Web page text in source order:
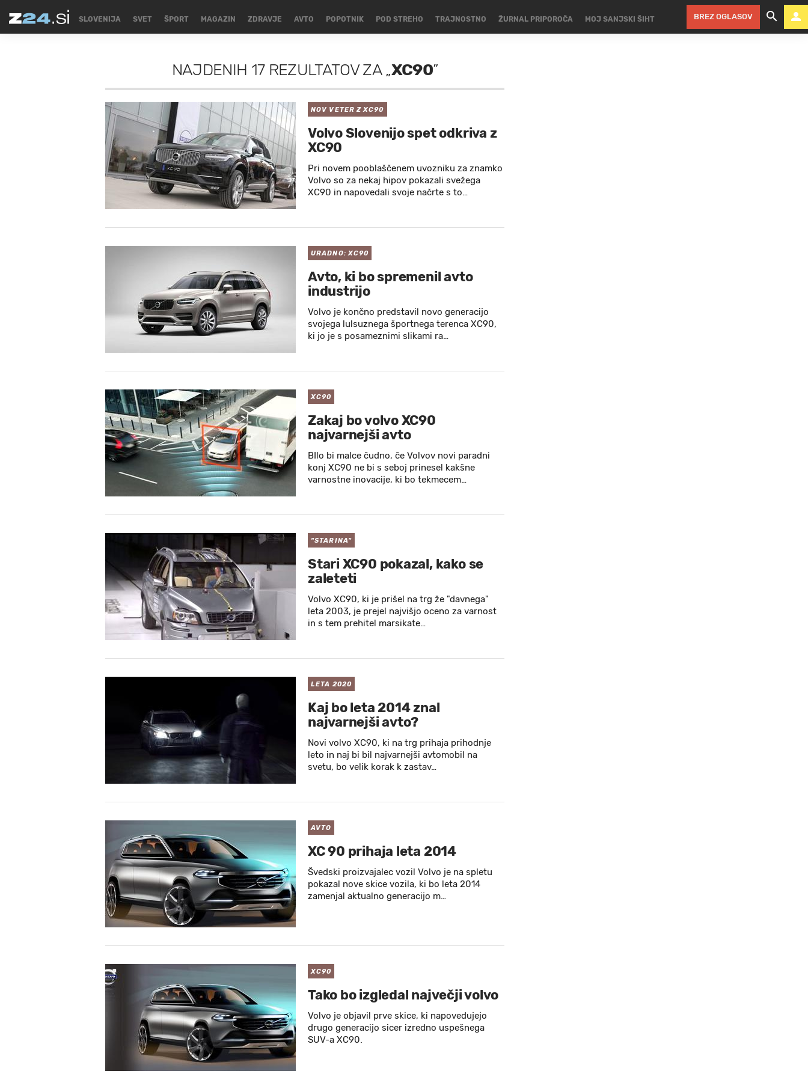
SLOVENIJA SVET ŠPORT MAGAZIN ZDRAVJE AVTO POPOTNIK POD STREHO TRAJNOSTNO ŽURNAL PRIPOROČA MOJ SANJSKI ŠIHT BREZ OGLASOV
NAJDENIH 17 REZULTATOVZA„XC90”
NOV VETER Z XC90
Volvo Slovenijo spet odkriva z
XC90
Pri novem pooblaščenem uvozniku za znamko
Volvo so za nekaj hipov pokazali svežega
XC90 in napovedali svoje načrte s to…
URADNO: XC90
Avto, ki bo spremenil avto
industrijo
Volvo je končno predstavil novo generacijo
svojega lulsuznega športnega terenca XC90,
ki jo je s posameznimi slikami ra…
XC90
Zakaj bo volvo XC90
najvarnejši avto
BIlo bi malce čudno, če Volvov novi paradni
konj XC90 ne bi s seboj prinesel kakšne
varnostne inovacije, ki bo tekmecem…
"STARINA"
Stari XC90 pokazal, kako se
zaleteti
Volvo XC90, ki je prišel na trg že "davnega"
leta 2003, je prejel najvišjo oceno za varnost
in s tem prehitel marsikate…
LETA 2020
Kaj bo leta 2014 znal
najvarnejši avto?
Novi volvo XC90, ki na trg prihaja prihodnje
leto in naj bi bil najvarnejši avtomobil na
svetu, bo velik korak k zastav…
AVTO
XC 90 prihaja leta 2014
Švedski proizvajalec vozil Volvo je na spletu
pokazal nove skice vozila, ki bo leta 2014
zamenjal aktualno generacijo m…
XC90
Tako bo izgledal največji volvo
Volvo je objavil prve skice, ki napovedujejo
drugo generacijo sicer izredno uspešnega
SUV-a XC90.